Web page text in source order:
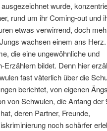
wurde,
rund um ihr Coming-out und
etwas verwirrend, doch
wachsen einem ans Herz.
die eine ungewöhnliche und
bildet. Denn hier
fast väterlich über die
berichtet, von eigenen
von Schwulen, die Anfang der
deren Partner, Freunde,
noch schärfer